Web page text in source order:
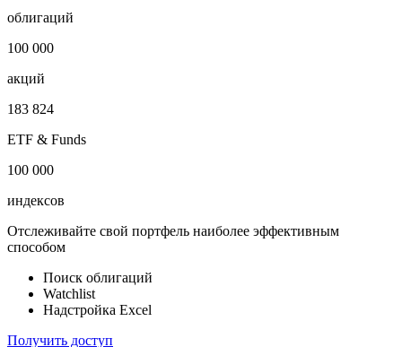
облигаций
100 000
акций
183 824
ETF & Funds
100 000
индексов
Отслеживайте свой портфель наиболее эффективным
способом
Поиск облигаций
Watchlist
Надстройка Excel
Получить доступ